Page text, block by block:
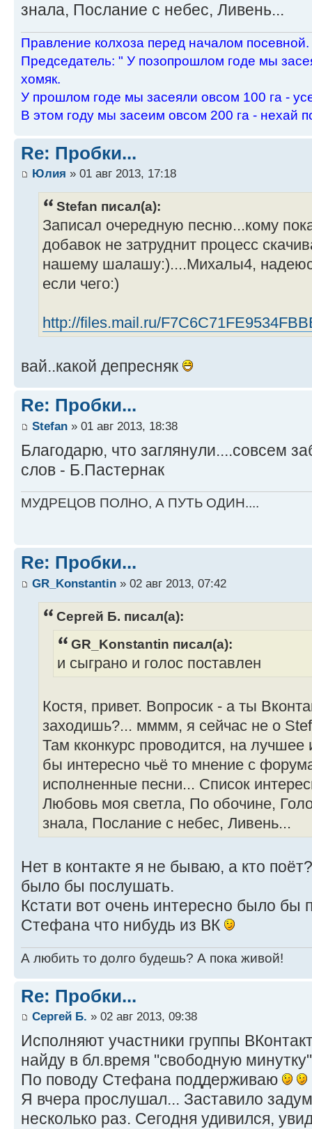
знала, Послание с небес, Ливень...
Пpавление колхоза пеpед началом посевной.
Пpедседатель: " У позопpошлом годе мы
хомяк.
У пpошлом годе мы засеяли овсом 100 га -
В этом году мы засеим овсом 200 га - нехай
Re: Пробки...
Юлия » 01 авг 2013, 17:18
Stefan писал(а):
Записал очередную песню...кому
добавок не затруднит процесс
нашему шалашу:)....Михалы4,
если чего:)
http://files.mail.ru/
вай..какой депресняк
Re: Пробки...
Stefan » 01 авг 2013, 18:38
Благодарю, что заглянули....совсем
слов - Б.Пастернак
МУДРЕЦОВ ПОЛНО, А ПУТЬ ОДИН....
Re: Пробки...
GR_Konstantin » 02 авг 2013, 07:42
Сергей Б. писал(а):
GR_Konstantin писал(а):
и сыграно и голос поставлен
Костя, привет. Вопросик - а ты
заходишь?... мммм, я сейчас не о
Там кконкурс проводится, на
бы интересно чьё то мнение с
исполненные песни... Список
Любовь моя светла, По обочине,
знала, Послание с небес, Ливень...
Нет в контакте я не бываю, а кто
было бы послушать.
Кстати вот очень интересно было бы
Стефана что нибудь из ВК
А любить то долго будешь? А пока живой!
Re: Пробки...
Сергей Б. » 02 авг 2013, 09:38
Исполняют участники группы
найду в бл.время "свободную
По поводу Стефана поддерживаю
Я вчера прослушал... Заставило
несколько раз. Сегодня удивился,